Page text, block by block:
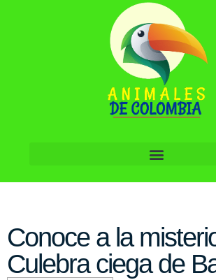
Conoce a la
Culebra ciega de